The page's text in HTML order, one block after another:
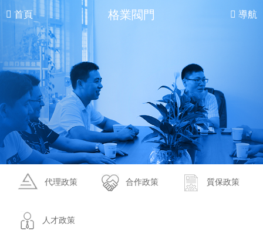
首頁 格業閥門 導航
代理政策 合作政策 質保政策
人才政策